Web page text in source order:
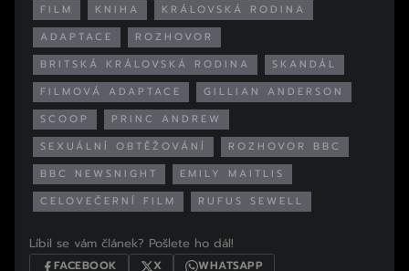
FILM KNIHA
KRÁLOVSKÁ RODINA
ADAPTACE
ROZHOVOR
BRITSKÁ KRÁLOVSKÁ RODINA
SKANDÁL
FILMOVÁ ADAPTACE
GILLIAN ANDERSON
SCOOP
PRINC ANDREW
SEXUÁLNÍ OBTĚŽOVÁNÍ
ROZHOVOR BBC
BBC NEWSNIGHT
EMILY MAITLIS
CELOVEČERNÍ FILM
RUFUS SEWELL
Líbil se vám článek? Pošlete ho dál!
FACEBOOK X
WHATSAPP